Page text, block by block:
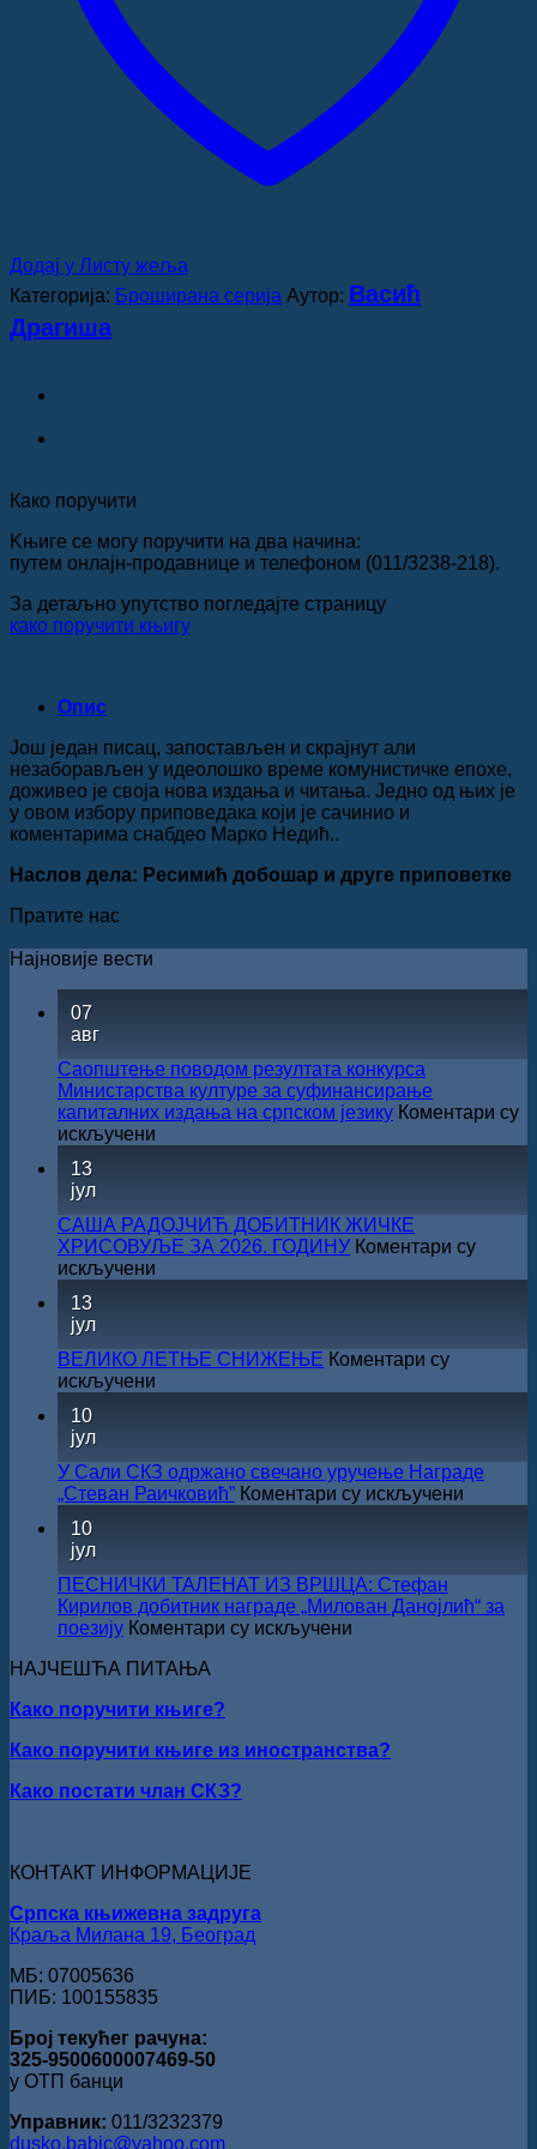
Додај у Листу жеља
Категорија: Броширана серија Аутор: Васић
Драгиша
Како поручити
Kњиге се могу поручити на два начина:
путем онлајн-продавнице и телефоном (011/3238-218).
За детаљно упутство погледајте страницу
како поручити књигу
Опис
Још један писац, запостављен и скрајнут али
незаборављен у идеолошко време комунистичке епохе,
доживео је своја нова издања и читања. Једно од њих је
у овом избору приповедака који је сачинио и
коментарима снабдео Марко Недић..
Наслов дела: Ресимић добошар и друге приповетке
Пратите нас
Најновије вести
07
авг
Саопштење поводом резултата конкурса
Министарства културе за суфинансирање
капиталних издања на српском језику Коментари су
искључени
конкурса
Министарства
културе
за
издања
на
српском
13
јул
САША РАДОЈЧИЋ ДОБИТНИК ЖИЧКЕ
ХРИСОВУЉЕ ЗА 2026. ГОДИНУ Коментари су
искључени
ЖИЧКЕ
ХРИСОВУЉЕ
ЗА
13
јул
ВЕЛИКО ЛЕТЊЕ СНИЖЕЊЕ Коментари су
искључени
10
јул
У Сали СКЗ одржано свечано уручење Награде
„Стеван Раичковић” Коментари су искључени
свечано
10
јул
ПЕСНИЧКИ ТАЛЕНАТ ИЗ ВРШЦА: Стефан
Кирилов добитник награде „Милован Данојлић“ за
поезију Коментари су искључени
Кирилов
НАЈЧЕШЋА ПИТАЊА
Како поручити књиге?
Како поручити књиге из иностранства?
Како постати члан СКЗ?
КОНТАКТ ИНФОРМАЦИЈЕ
Српска књижевна задруга
Краља Милана 19, Београд
МБ: 07005636
ПИБ: 100155835
Број текућег рачуна:
325-9500600007469-50
у ОТП банци
Управник: 011/3232379
dusko.babic@yahoo.com